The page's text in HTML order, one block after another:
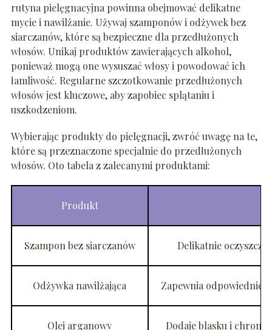
rutyna pielęgnacyjna powinna obejmować delikatne
mycie i nawilżanie. Używaj szamponów i odżywek bez
siarczanów, które są bezpieczne dla przedłużonych
włosów. Unikaj produktów zawierających alkohol,
ponieważ mogą one wysuszać włosy i powodować ich
łamliwość. Regularne szczotkowanie przedłużonych
włosów jest kluczowe, aby zapobiec splątaniu i
uszkodzeniom.
Wybierając produkty do pielęgnacji, zwróć uwagę na te,
które są przeznaczone specjalnie do przedłużonych
włosów. Oto tabela z zalecanymi produktami:
Produkt
Szampon bez siarczanów Delikatnie oczyszcza
Odżywka nawilżająca Zapewnia odpowiednie
Olej arganowy Dodaje blasku i chroni